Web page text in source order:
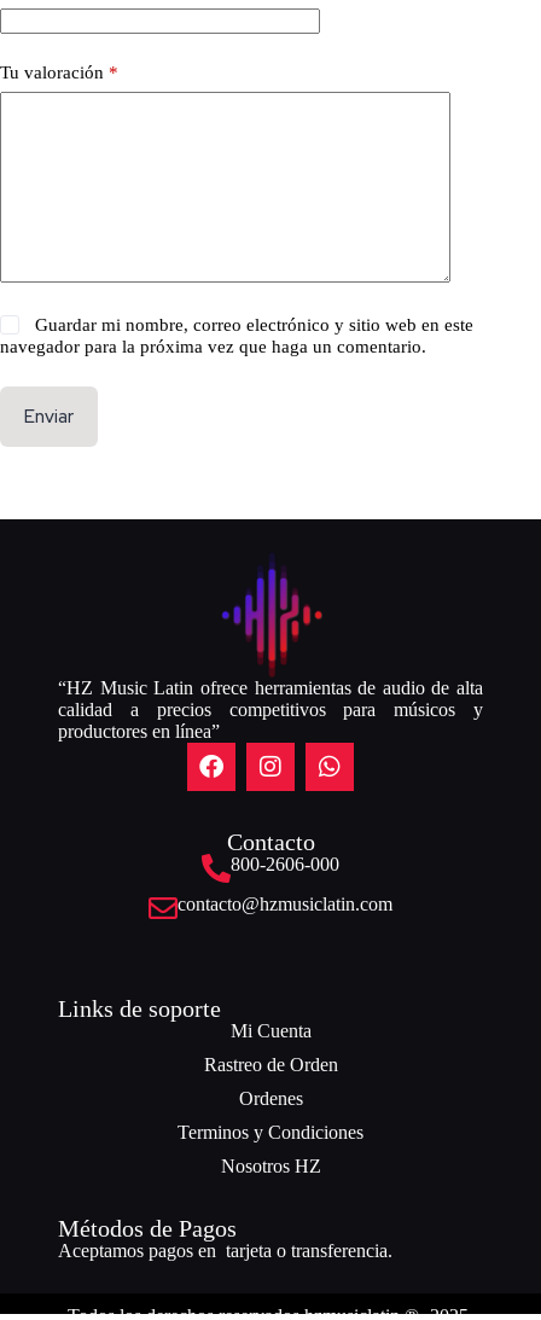
Tu valoración *
Guardar mi nombre, correo electrónico y sitio web en este
navegador para la próxima vez que haga un comentario.
Enviar
“HZ Music Latin ofrece herramientas de audio de alta
calidad a precios competitivos para músicos y
productores en línea”
Contacto
800-2606-000
contacto@hzmusiclatin.com
Links de soporte
Mi Cuenta
Rastreo de Orden
Ordenes
Terminos y Condiciones
Nosotros HZ
Métodos de Pagos
Aceptamos pagos en tarjeta o transferencia.
Todos los derechos reservados hzmusiclatin ® -2025.